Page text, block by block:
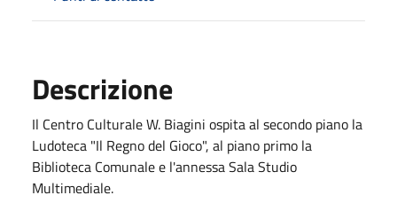
Descrizione
Il Centro Culturale W. Biagini ospita al secondo piano la
Ludoteca "Il Regno del Gioco", al piano primo la
Biblioteca Comunale e l'annessa Sala Studio
Multimediale.